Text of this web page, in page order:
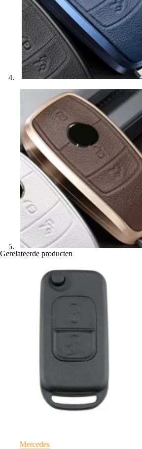
Gerelateerde producten
Mercedes